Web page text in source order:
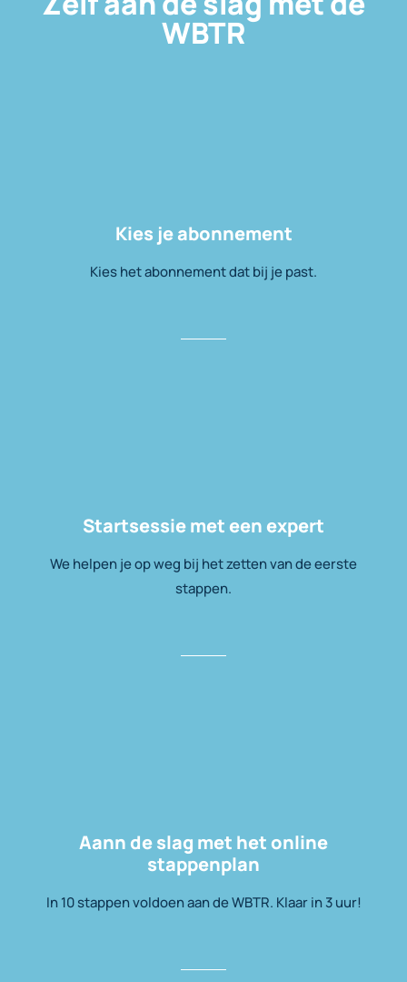
WBTR
Kies je abonnement
Kies het abonnement dat bij je past.
Startsessie met een expert
We helpen je op weg bij het zetten van de eerste
stappen.
Aann de slag met het online
stappenplan
In 10 stappen voldoen aan de WBTR. Klaar in 3 uur!